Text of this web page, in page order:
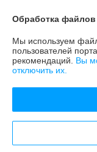
График работы
Полная версия
Сайт создан на
Обработка
Мы используем
пользователей
рекомендаций. Вы
отключить их.